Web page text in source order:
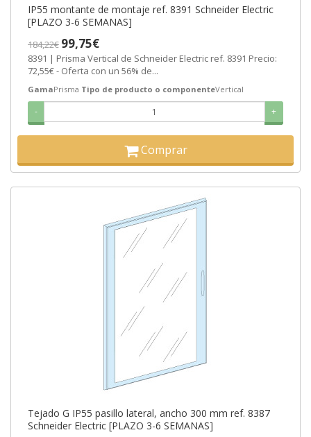
IP55 montante de montaje ref. 8391 Schneider Electric
[PLAZO 3-6 SEMANAS]
184,22€ 99,75€
8391 | Prisma Vertical de Schneider Electric ref. 8391 Precio:
72,55€ - Oferta con un 56% de...
GamaPrisma Tipo de producto o componenteVertical
- +
Comprar
Tejado G IP55 pasillo lateral, ancho 300 mm ref. 8387
Schneider Electric [PLAZO 3-6 SEMANAS]